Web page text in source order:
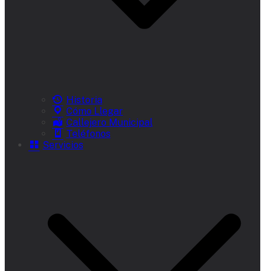
Historia
Cómo Llegar
Callejero Municipal
Teléfonos
Servicios